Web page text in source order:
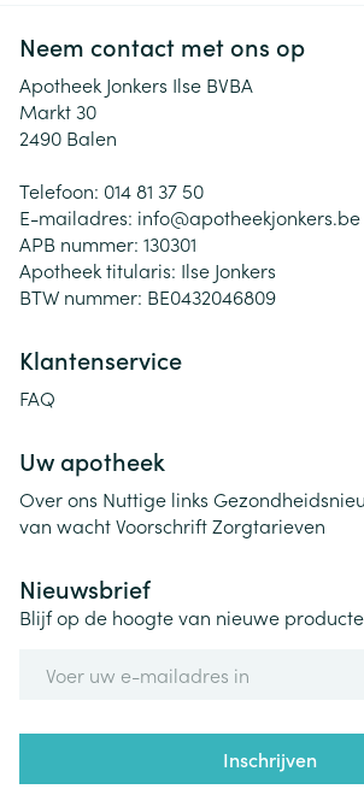
Neem contact met ons op
Apotheek Jonkers Ilse BVBA
Markt 30
2490 Balen
Telefoon: 014 81 37 50
E-mailadres: info@apotheekjonkers.be
APB nummer: 130301
Apotheek titularis: Ilse Jonkers
BTW nummer: BE0432046809
Klantenservice
FAQ
Uw apotheek
Over ons Nuttige links
van wachtVoorschriftZorgtarieven
Nieuwsbrief
Blijf op de hoogte van nieuwe
Inschrijven